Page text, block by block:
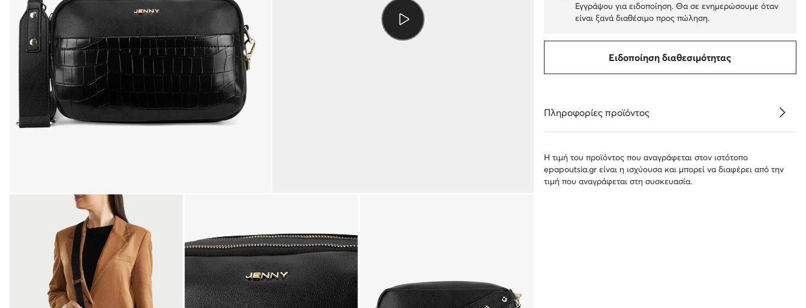
Εγγράψου για ειδοποίηση. Θα σε ενημερώσουμε όταν
είναι ξανά διαθέσιμο προς πώληση.
Ειδοποίηση διαθεσιμότητας
Πληροφορίες προϊόντος
Η τιμή του προϊόντος που αναγράφεται στον ιστότοπο
epapoutsia.gr είναι η ισχύουσα και μπορεί να διαφέρει από την
τιμή που αναγράφεται στη συσκευασία.